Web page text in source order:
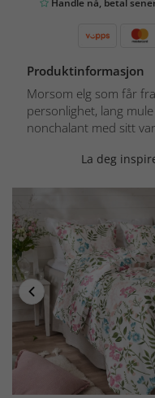
Handle nå, betal
Produktinformasjon
Morsom elg som får
personlighet, lang
nonchalant med sitt
La deg